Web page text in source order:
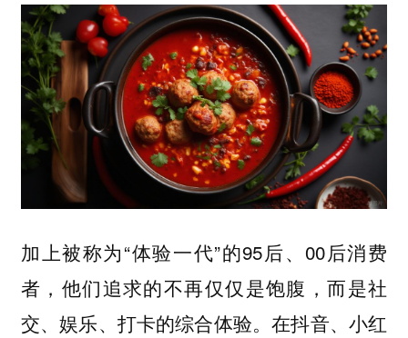
加上被称为“体验一代”的95后、00后消费
者，他们追求的不再仅仅是饱腹，而是社
交、娱乐、打卡的综合体验。在抖音、小红